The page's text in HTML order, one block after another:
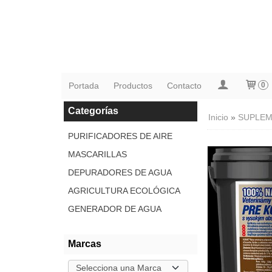
Portada Productos Contacto 0
Categorías
PURIFICADORES DE AIRE
MASCARILLAS
DEPURADORES DE AGUA
AGRICULTURA ECOLÓGICA
GENERADOR DE AGUA
Marcas
Inicio »